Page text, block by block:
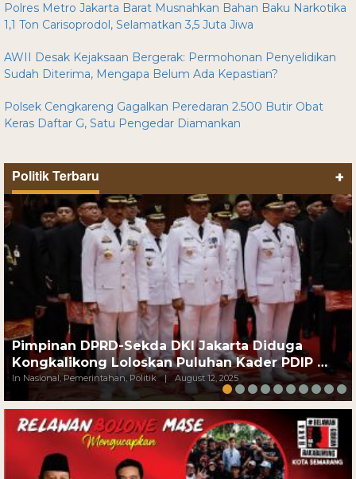
Polres Metro Jakarta Barat Musnahkan Bahan Baku Narkotika
1,1 Ton Carisoprodol, Selamatkan 3,5 Juta Jiwa
AWII Desak Kejaksaan Bergerak: Permohonan Penyelidikan
Sudah Diterima, Mengapa Belum Ada Kepastian?
Polsek Cengkareng Gagalkan Peredaran 2.500 Butir Obat
Keras Daftar G, Satu Pengedar Diamankan
Politik Terbaru +
Pimpinan DPRD-Sekda DKI Jakarta Diduga
Kongkalikong Loloskan Puluhan Kader PDIP …
In Nasional, Pemerintahan, Politik | August 12, 2025